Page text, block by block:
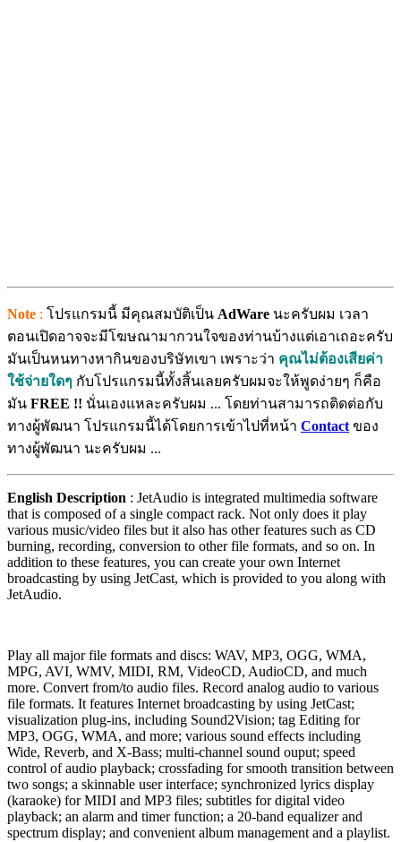
Note : โปรแกรมนี้ มีคุณสมบัติเป็น AdWare นะครับผม เวลา
ตอนเปิดอาจจะมีโฆษณามากวนใจของท่านบ้างแต่เอาเถอะครับ
มันเป็นหนทางหากินของบริษัทเขา เพราะว่า คุณไม่ต้องเสียค่า
ใช้จ่ายใดๆ กับโปรแกรมนี้ทั้งสิ้นเลยครับผมจะให้พูดง่ายๆ ก็คือ
มัน FREE !! นั่นเองแหละครับผม ... โดยท่านสามารถติดต่อกับ
ทางผู้พัฒนา โปรแกรมนี้ได้โดยการเข้าไปที่หน้า Contactของ
ทางผู้พัฒนา นะครับผม ...
English Description : JetAudio is integrated multimedia software
that is composed of a single compact rack. Not only does it play
various music/video files but it also has other features such as CD
burning, recording, conversion to other file formats, and so on. In
addition to these features, you can create your own Internet
broadcasting by using JetCast, which is provided to you along with
JetAudio.
Play all major file formats and discs: WAV, MP3, OGG, WMA,
MPG, AVI, WMV, MIDI, RM, VideoCD, AudioCD, and much
more. Convert from/to audio files. Record analog audio to various
file formats. It features Internet broadcasting by using JetCast;
visualization plug-ins, including Sound2Vision; tag Editing for
MP3, OGG, WMA, and more; various sound effects including
Wide, Reverb, and X-Bass; multi-channel sound ouput; speed
control of audio playback; crossfading for smooth transition between
two songs; a skinnable user interface; synchronized lyrics display
(karaoke) for MIDI and MP3 files; subtitles for digital video
playback; an alarm and timer function; a 20-band equalizer and
spectrum display; and convenient album management and a playlist.